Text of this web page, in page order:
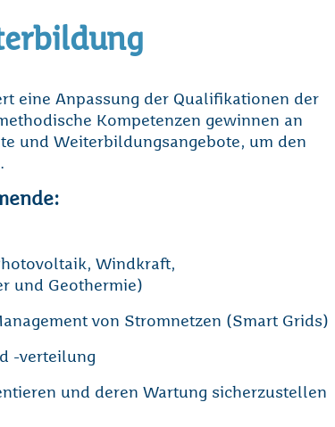
eine Anpassung der Qualifikationen der
Kompetenzen gewinnen an
und Weiterbildungsangebote, um den
Windkraft,
und Geothermie)
von Stromnetzen (Smart Grids)
-verteilung
und deren Wartung sicherzustellen